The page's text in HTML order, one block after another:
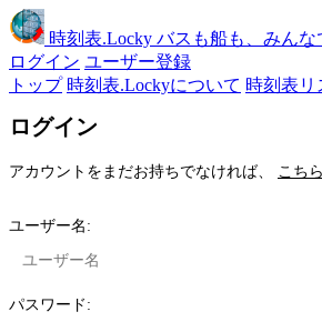
時刻表.Locky バスも船も、みんな
ログイン ユーザー登録
トップ 時刻表.Lockyについて 時刻表リ
ログイン
アカウントをまだお持ちでなければ、 こち
ユーザー名:
パスワード: